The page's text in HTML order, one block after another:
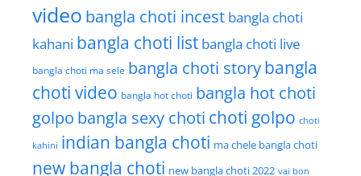
video bangla choti incest bangla choti
kahani bangla choti list bangla choti live
bangla choti ma sele bangla choti storybangla
choti video bangla hot choti bangla hot choti
golpo bangla sexy choti choti golpo choti
kahini indian bangla choti ma chele bangla choti
new bangla choti new bangla choti 2022 vai bon